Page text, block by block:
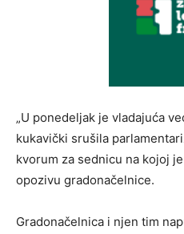
„U ponedeljak je vladajuća
kukavički srušila
kvorum za sednicu na kojoj
opozivu gradonačelnice.
Gradonačelnica i njen tim